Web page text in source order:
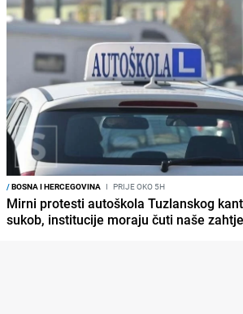
/BOSNA I HERCEGOVINA I PRIJE OKO 5H
Mirni protesti autoškola Tuzlanskog
sukob, institucije moraju čuti naše